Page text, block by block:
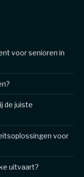
voor senioren in
de juiste
voor
uitvaart?